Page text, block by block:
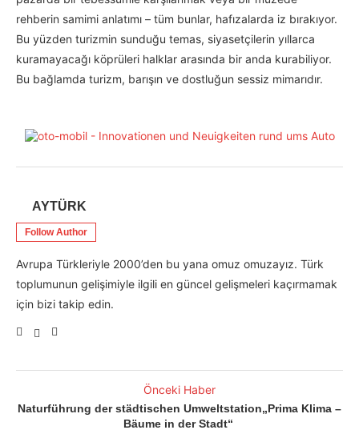
rehberin samimi anlatımı – tüm bunlar, hafızalarda iz bırakıyor.
Bu yüzden turizmin sunduğu temas, siyasetçilerin yıllarca
kuramayacağı köprüleri halklar arasında bir anda kurabiliyor.
Bu bağlamda turizm, barışın ve dostluğun sessiz mimarıdır.
AYTÜRK
Follow Author
Avrupa Türkleriyle 2000’den bu yana omuz omuzayız. Türk
toplumunun gelişimiyle ilgili en güncel gelişmeleri kaçırmamak
için bizi takip edin.
Önceki Haber
Naturführung der städtischen Umweltstation„Prima Klima –
Bäume in der Stadt“